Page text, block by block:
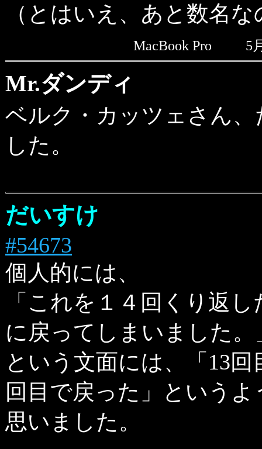
（とはいえ、あと数名
MacBook Pro 5
Mr.ダンディ
ベルク・カッツェさん
した。
だいすけ
#54673
個人的には、
「これを１４回くり返
に戻ってしまいました。
という文面には、「13
回目で戻った」という
思いました。